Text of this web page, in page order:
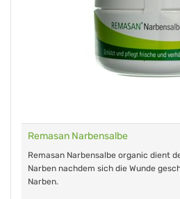
Remasan Narbensalbe
Remasan Narbensalbe organic dient
Narben nachdem sich die Wunde
Narben.